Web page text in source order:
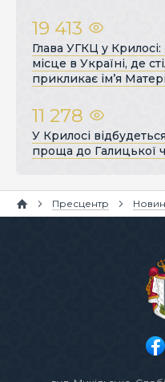
19 413
Глава УГКЦ у
місце в Україні, де
прикликає ім’я
11 278
У Крилосі
проща до Галицької
Пресцентр